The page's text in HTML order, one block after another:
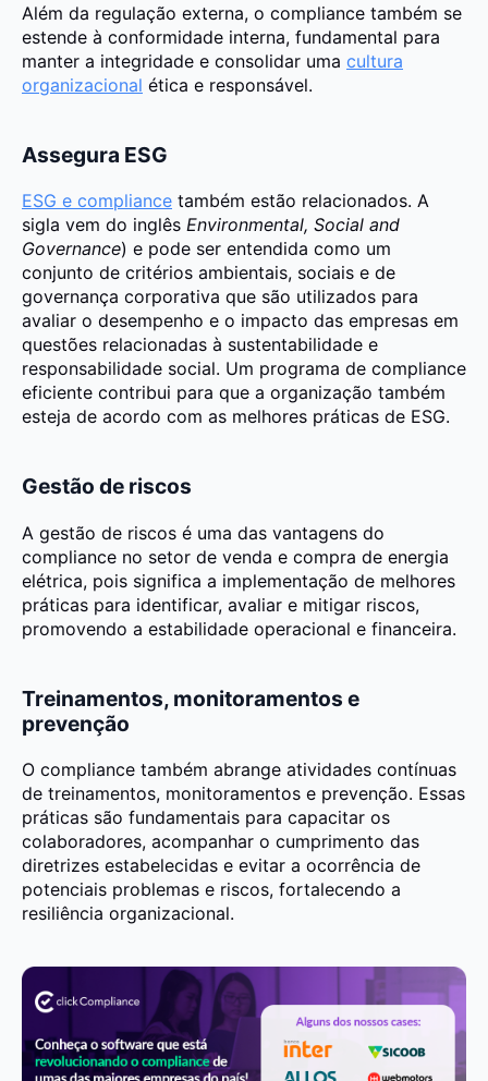
Além da regulação externa, o compliance também se
estende à conformidade interna, fundamental para
manter a integridade e consolidar uma cultura
organizacional ética e responsável.
Assegura ESG
ESG e compliance também estão relacionados. A
sigla vem do inglês Environmental, Social and
Governance) e pode ser entendida como um
conjunto de critérios ambientais, sociais e de
governança corporativa que são utilizados para
avaliar o desempenho e o impacto das empresas em
questões relacionadas à sustentabilidade e
responsabilidade social. Um programa de compliance
eficiente contribui para que a organização também
esteja de acordo com as melhores práticas de ESG.
Gestão de riscos
A gestão de riscos é uma das vantagens do
compliance no setor de venda e compra de energia
elétrica, pois significa a implementação de melhores
práticas para identificar, avaliar e mitigar riscos,
promovendo a estabilidade operacional e financeira.
Treinamentos, monitoramentos e
prevenção
O compliance também abrange atividades contínuas
de treinamentos, monitoramentos e prevenção. Essas
práticas são fundamentais para capacitar os
colaboradores, acompanhar o cumprimento das
diretrizes estabelecidas e evitar a ocorrência de
potenciais problemas e riscos, fortalecendo a
resiliência organizacional.